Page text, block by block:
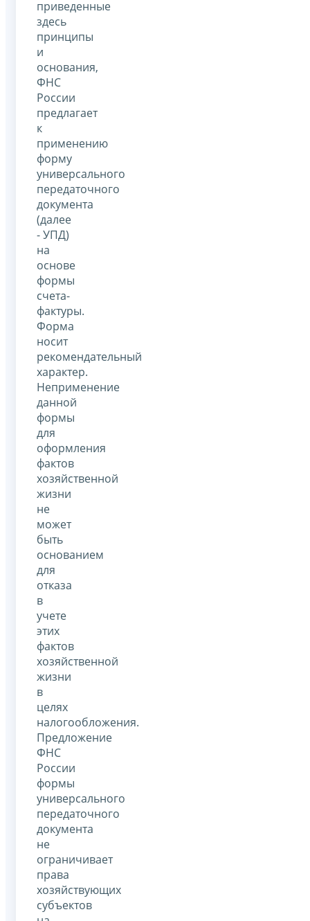
приведенные
здесь
принципы
и
основания,
ФНС
России
предлагает
к
применению
форму
универсального
передаточного
документа
(далее
- УПД)
на
основе
формы
счета-
фактуры.
Форма
носит
рекомендательный
характер.
Неприменение
данной
формы
для
оформления
фактов
хозяйственной
жизни
не
может
быть
основанием
для
отказа
в
учете
этих
фактов
хозяйственной
жизни
в
целях
налогообложения.
Предложение
ФНС
России
формы
универсального
передаточного
документа
не
ограничивает
права
хозяйствующих
субъектов